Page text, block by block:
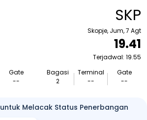
Gate
--
SKP
Skopje, Jum, 7 Agt
19.41
Terjadwal: 19.55
Bagasi
2
Terminal
--
Gate
--
Melacak Status Penerbangan